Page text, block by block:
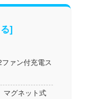
ァン付充電ス
グネット式